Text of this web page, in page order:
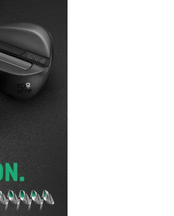
Invitational
2 du
pour le
une saison
Week à
Boutier